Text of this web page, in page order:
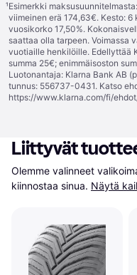
¹Esimerkki
viimeinen erä 174,63€. Kesto:
vuosikorko 17,50%.
saattaa olla tarpeen. Voimassa
vuotiaille henkilöille. Edellyttää
summa 25€; enimmäisoston
Luotonantaja: Klarna Bank AB
tunnus: 556737-0431. Katso
https://www.klarna.com/fi/
Liittyvät
Olemme valinneet
kiinnostaa sinua. Näytä